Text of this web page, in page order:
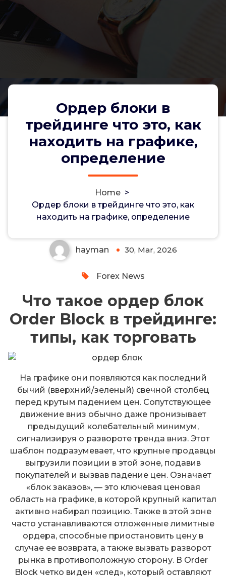
Ордер блоки в
трейдинге что это, как
находить на графике,
определение
Home >
Ордер блоки в трейдинге что это, как
находить на графике, определение
Non-custodial crypto wallet for managing Monero
and Bitcoin - cake-wallet-web.at
- Securely swap,
Ордер блоки в трейдинге что
это, как находить на графике,
определение
hayman 30, Mar, 2026
Forex News
Что такое ордер блок
Order Block в трейдинге:
типы, как торговать
На графике они появляются как последний
бычий (вверхний/зеленый) свечной столбец
перед крутым падением цен. Сопутствующее
движение вниз обычно даже пронизывает
предыдущий колебательный минимум,
сигнализируя о развороте тренда вниз. Этот
шаблон подразумевает, что крупные продавцы
выгрузили позиции в этой зоне, подавив
покупателей и вызвав падение цен. Означает
«блок заказов», — это ключевая ценовая
область на графике, в которой крупный капитал
активно набирал позицию. Также в этой зоне
часто устанавливаются отложенные лимитные
ордера, способные приостановить цену в
случае ее возврата, а также вызвать разворот
рынка в противоположную сторону. В Order
Block четко виден «след», который оставляют